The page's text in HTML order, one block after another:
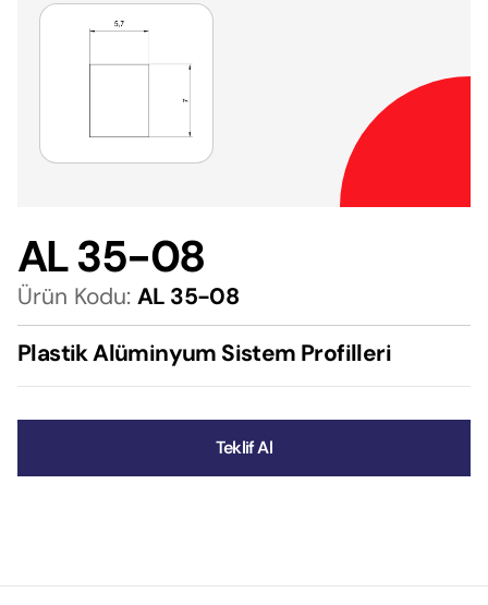
AL 35-08
Ürün Kodu: AL 35-08
Plastik Alüminyum Sistem Profilleri
Teklif Al